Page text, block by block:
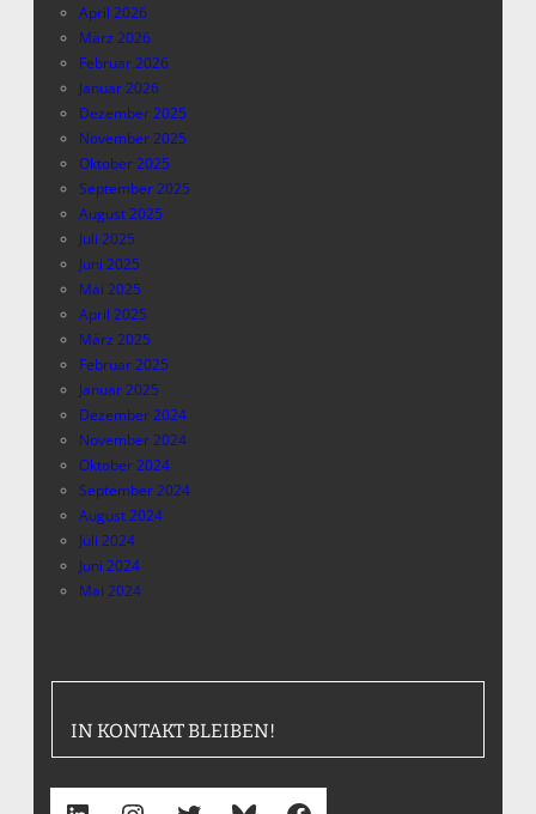
April 2026
März 2026
Februar 2026
Januar 2026
Dezember 2025
November 2025
Oktober 2025
September 2025
August 2025
Juli 2025
Juni 2025
Mai 2025
April 2025
März 2025
Februar 2025
Januar 2025
Dezember 2024
November 2024
Oktober 2024
September 2024
August 2024
Juli 2024
Juni 2024
Mai 2024
IN KONTAKT BLEIBEN!